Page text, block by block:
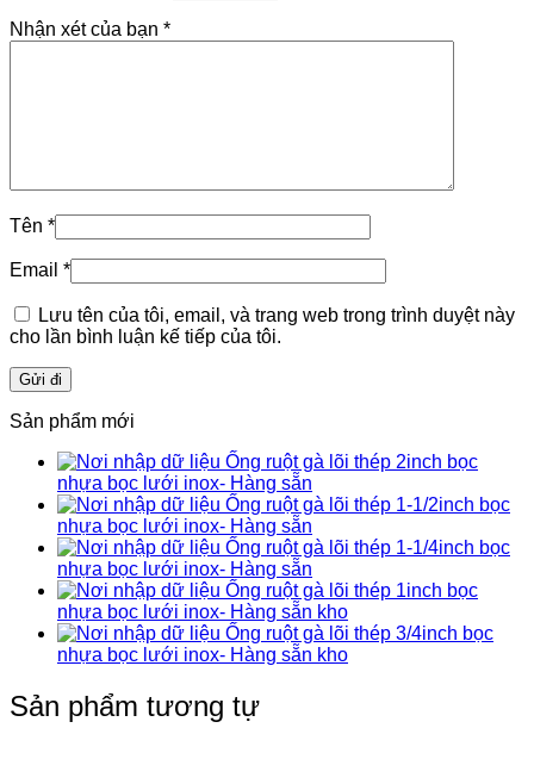
Nhận xét của bạn *
Tên *
Email *
Lưu tên của tôi, email, và trang web trong trình duyệt này
cho lần bình luận kế tiếp của tôi.
Sản phẩm mới
Ống ruột gà lõi thép 2inch bọc
nhựa bọc lưới inox- Hàng sẵn
Ống ruột gà lõi thép 1-1/2inch bọc
nhựa bọc lưới inox- Hàng sẵn
Ống ruột gà lõi thép 1-1/4inch bọc
nhựa bọc lưới inox- Hàng sẵn
Ống ruột gà lõi thép 1inch bọc
nhựa bọc lưới inox- Hàng sẵn kho
Ống ruột gà lõi thép 3/4inch bọc
nhựa bọc lưới inox- Hàng sẵn kho
Sản phẩm tương tự